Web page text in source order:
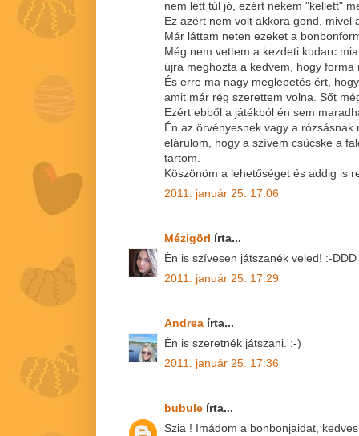
nem lett túl jó, ezért nekem "kellett"
Ez azért nem volt akkora gond, mivel
Már láttam neten ezeket a
Még nem vettem a kezdeti kudarc
újra meghozta a kedvem, hogy
És erre ma nagy meglepetés ért,
amit már rég szerettem volna. Sőt
Ezért ebből a játékból én sem
Én az örvényesnek vagy a
elárulom, hogy a szívem csücske a
tartom.
Köszönöm a lehetőséget és addig is
2011. január 25. 17:06
Mézigörl írta...
Én is szívesen játszanék veled! :-DDD
2011. január 25. 17:29
Andrea írta...
Én is szeretnék játszani. :-)
2011. január 25. 17:36
bubule írta...
Szia ! Imádom a bonbonjaidat,